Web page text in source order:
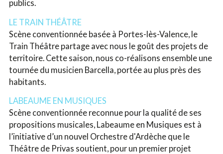
publics.
LE TRAIN THÉÂTRE
Scène conventionnée basée à Portes-lès-Valence, le
Train Théâtre partage avec nous le goût des projets de
territoire. Cette saison, nous co-réalisons ensemble une
tournée du musicien Barcella, portée au plus près des
habitants.
LABEAUME EN MUSIQUES
Scène conventionnée reconnue pour la qualité de ses
propositions musicales, Labeaume en Musiques est à
l’initiative d’un nouvel Orchestre d'Ardèche que le
Théâtre de Privas soutient, pour un premier projet